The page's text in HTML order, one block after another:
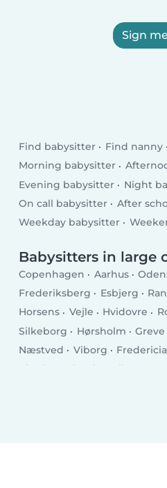
Sign
Find babysitter Find nanny
Morning babysitter
Evening babysitter
Night
On call babysitter
After
Weekday babysitter
Babysitters in large
Copenhagen Aarhus
Frederiksberg
Esbjerg
Horsens
Vejle Hvidovre
Silkeborg
Hørsholm Greve
Næstved
Viborg Fredericia
Charlottenlund
Ballerup